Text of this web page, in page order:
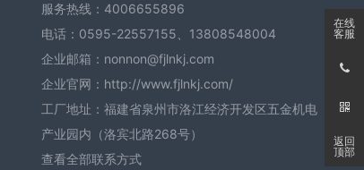
服务热线： 4006655896
电话： 0595-22557155
13808548004
企业邮箱： nonnon@fjlnkj.com
企业官网： http://www.fjlnkj.com/
工厂地址：福建省泉州市洛江经济开发区五金机电
产业园内（洛宾北路268号）
查看全部联系方式
在线
客服
返回
顶部